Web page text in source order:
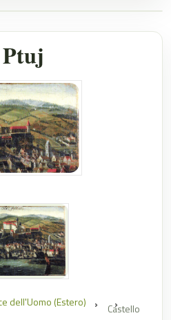
dell'Uomo (Estero)
Castello